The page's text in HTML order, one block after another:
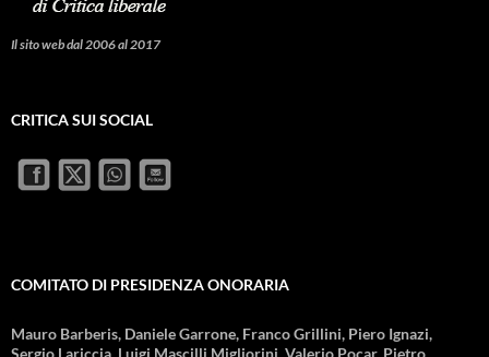
Il sito web dal 2006 al 2017
CRITICA SUI SOCIAL
COMITATO DI PRESIDENZA ONORARIA
Mauro Barberis, Daniele Garrone, Franco Grillini, Piero Ignazi,